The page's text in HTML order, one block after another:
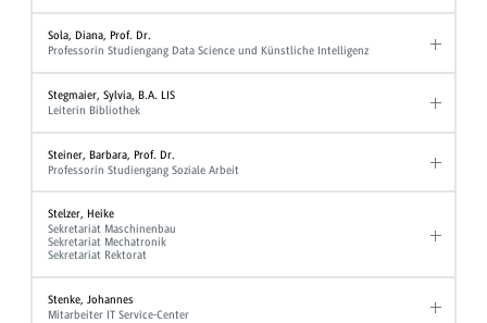
Sola, Diana, Prof. Dr.
Professorin Studiengang Data Science und Künstliche Intelligenz
Stegmaier, Sylvia, B.A. LIS
Leiterin Bibliothek
Steiner, Barbara, Prof. Dr.
Professorin Studiengang Soziale Arbeit
Stelzer, Heike
Sekretariat Maschinenbau
Sekretariat Mechatronik
Sekretariat Rektorat
Stenke, Johannes
Mitarbeiter IT Service-Center